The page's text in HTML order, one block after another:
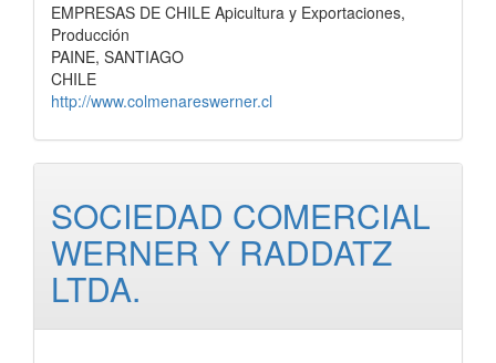
EMPRESAS DE CHILE Apicultura y Exportaciones,
Producción
PAINE, SANTIAGO
CHILE
http://www.colmenareswerner.cl
SOCIEDAD COMERCIAL
WERNER Y RADDATZ
LTDA.